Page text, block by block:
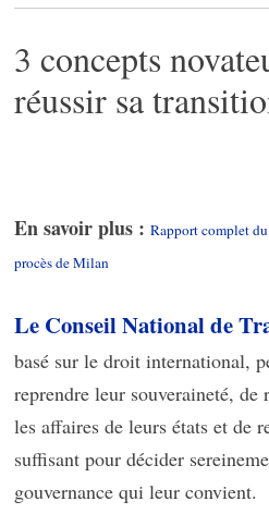
3 concepts
réussir sa
En savoir plus :Rapport complet
procès de Milan
Le Conseil National de
basé sur le droit international,
reprendre leur souveraineté, de
les affaires de leurs états et de
suffisant pour décider
gouvernance qui leur convient.